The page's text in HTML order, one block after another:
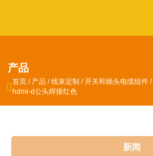
产品
 首页 / 产品 /线束定制 /开关和插头电缆组件 /
hdmi-d公头焊接红色
新闻